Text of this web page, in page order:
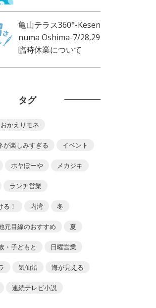
亀山テラス360°-Kesen
numa Oshima-7/28,29
臨時休業について
タグ
おかえりモネ
が楽しみすぎる イベント
ホヤぼーや メカジキ
ランチ営業
る！ 内湾 冬
元目線のおすすめ 夏
・子どもと 日曜営業
気仙沼 海が見える
連続テレビ小説